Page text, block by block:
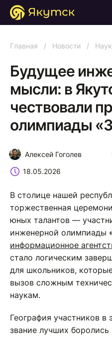
Главная / Новости /
Будущее
мысли: в
чествовали
олимпиады
Алексей Гоголев
18.05.2026
В столице нашей
торжественная
юных талантов —
инженерной олимпиады
информационное
стало логическим
для школьников,
вызов сложным
наукам.
География участников в
звание лучших боролись